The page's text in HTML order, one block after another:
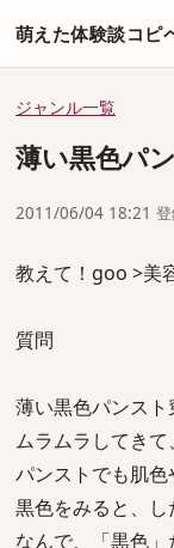
萌えた体験談コピ
ジャンル一覧
薄い黒色パ
2011/06/04 18:21 登
教えて！goo >美
質問
薄い黒色パンスト
ムラムラしてきて
パンストでも肌色
黒色をみると、し
なんで、「黒色」